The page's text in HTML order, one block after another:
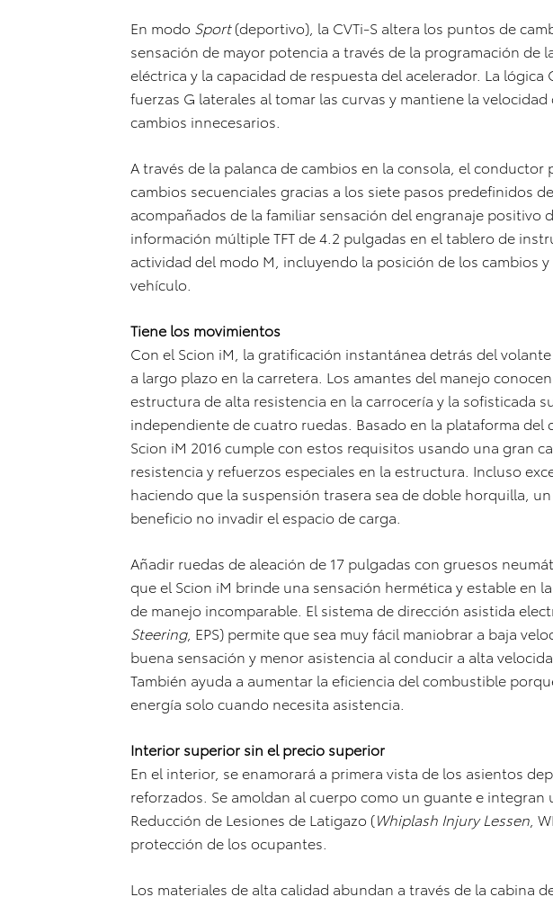
En modo Sport(deportivo), la CVTi-S altera los puntos de
sensación de mayor potencia a través de la programación de
eléctrica y la capacidad de respuesta del acelerador. La lógica
fuerzas G laterales al tomar las curvas y mantiene la
cambios innecesarios.
A través de la palanca de cambios en la consola, el conductor
cambios secuenciales gracias a los siete pasos predefinidos
acompañados de la familiar sensación del engranaje positivo
información múltiple TFT de 4.2 pulgadas en el tablero de
actividad del modo M, incluyendo la posición de los cambios
vehículo.
Tiene los movimientos
Con el Scion iM, la gratificación instantánea detrás del
a largo plazo en la carretera. Los amantes del manejo
estructura de alta resistencia en la carrocería y la sofisticada
independiente de cuatro ruedas. Basado en la plataforma del
Scion iM 2016 cumple con estos requisitos usando una gran
resistencia y refuerzos especiales en la estructura. Incluso
haciendo que la suspensión trasera sea de doble horquilla,
beneficio no invadir el espacio de carga.
Añadir ruedas de aleación de 17 pulgadas con gruesos
que el Scion iM brinde una sensación hermética y estable en
de manejo incomparable. El sistema de dirección asistida
Steering, EPS) permite que sea muy fácil maniobrar a baja
buena sensación y menor asistencia al conducir a alta
También ayuda a aumentar la eficiencia del combustible
energía solo cuando necesita asistencia.
Interior superior sin el precio superior
En el interior, se enamorará a primera vista de los asientos
reforzados. Se amoldan al cuerpo como un guante e integran
Reducción de Lesiones de Latigazo (Whiplash Injury Lessen ,
protección de los ocupantes.
Los materiales de alta calidad abundan a través de la cabina